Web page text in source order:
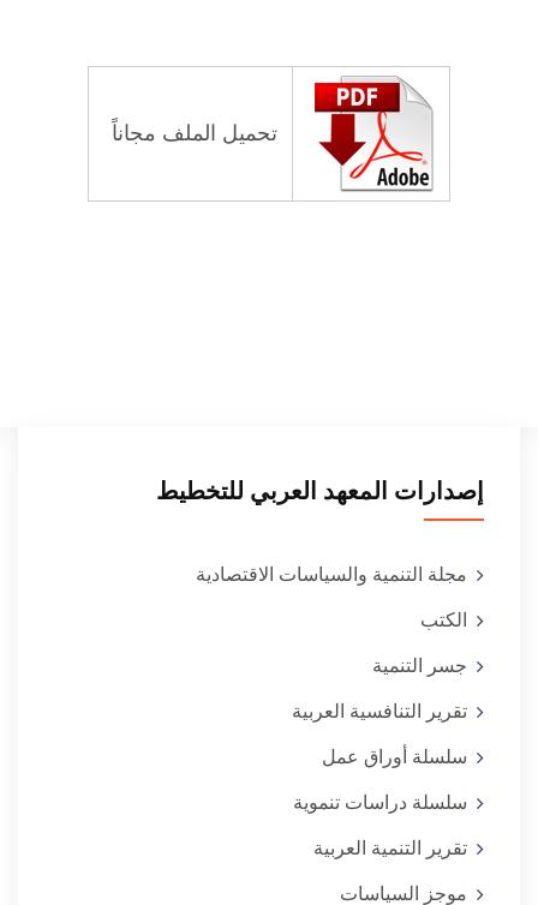
تحميل الملف مجاناً
إصدارات المعهد العربي للتخطيط
مجلة التنمية والسياسات الاقتصادية
الكتب
جسر التنمية
تقرير التنافسية العربية
سلسلة أوراق عمل
سلسلة دراسات تنموية
تقرير التنمية العربية
موجز السياسات